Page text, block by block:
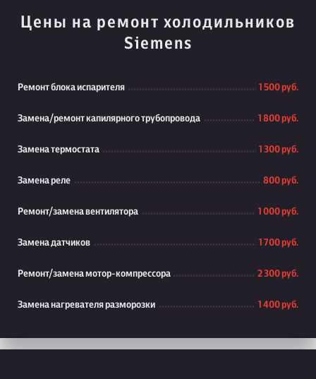
Цены на ремонт холодильников
Siemens
Ремонт блока испарителя 1 500 руб.
Замена/ремонт капилярного трубопровода 1 800 руб.
Замена термостата 1 300 руб.
Замена реле 800 руб.
Ремонт/замена вентилятора 1 000 руб.
Замена датчиков 1 700 руб.
Ремонт/замена мотор-компрессора 2 300 руб.
Замена нагревателя разморозки 1 400 руб.